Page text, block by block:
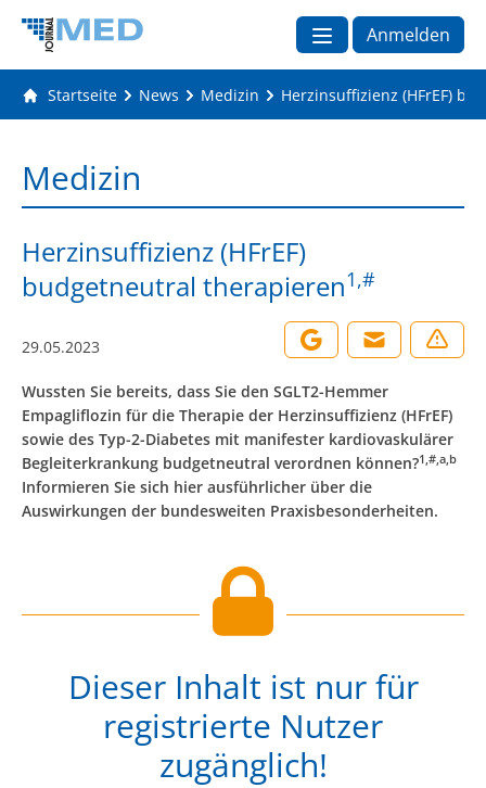
Anmelden
Startseite News Medizin Herzinsuffizienz (HFrEF)
Medizin
Herzinsuffizienz (HFrEF)
budgetneutral therapieren1,#
29.05.2023
Wussten Sie bereits, dass Sie den SGLT2-Hemmer
Empagliflozin für die Therapie der Herzinsuffizienz (HFrEF)
sowie des Typ-2-Diabetes mit manifester kardiovaskulärer
Begleiterkrankung budgetneutral verordnen können?1,#,a,b
Informieren Sie sich hier ausführlicher über die
Auswirkungen der bundesweiten Praxisbesonderheiten.
Dieser Inhalt ist nur für
registrierte Nutzer
zugänglich!